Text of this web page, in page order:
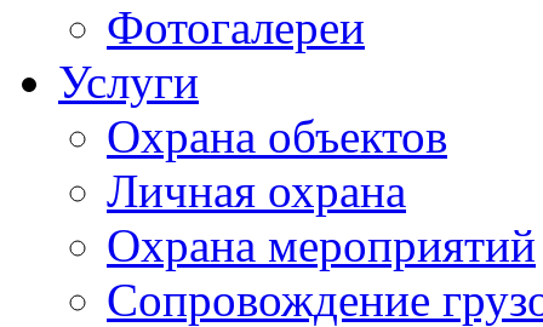
Фотогалереи
Услуги
Охрана объектов
Личная охрана
Охрана мероприятий
Сопровождение